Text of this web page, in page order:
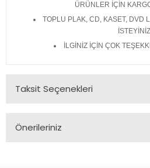
ÜRÜNLER İÇİN
TOPLU PLAK, CD, KASET, DVD
İLGİNİZ İÇİN ÇOK
Taksit Seçenekleri
Önerileriniz